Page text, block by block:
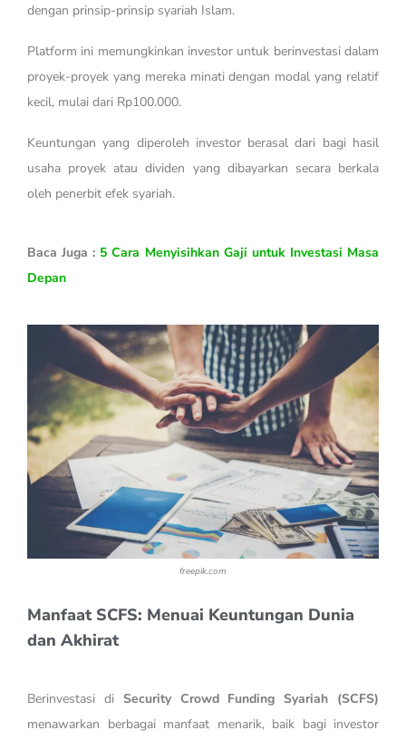
dengan prinsip-prinsip syariah Islam.
Platform ini memungkinkan investor untuk berinvestasi dalam
proyek-proyek yang mereka minati dengan modal yang relatif
kecil, mulai dari Rp100.000.
Keuntungan yang diperoleh investor berasal dari bagi hasil
usaha proyek atau dividen yang dibayarkan secara berkala
oleh penerbit efek syariah.
Baca Juga : 5 Cara Menyisihkan Gaji untuk Investasi Masa
Depan
freepik.com
Manfaat SCFS: Menuai Keuntungan Dunia
dan Akhirat
Berinvestasi di Security Crowd Funding Syariah (SCFS)
menawarkan berbagai manfaat menarik, baik bagi investor